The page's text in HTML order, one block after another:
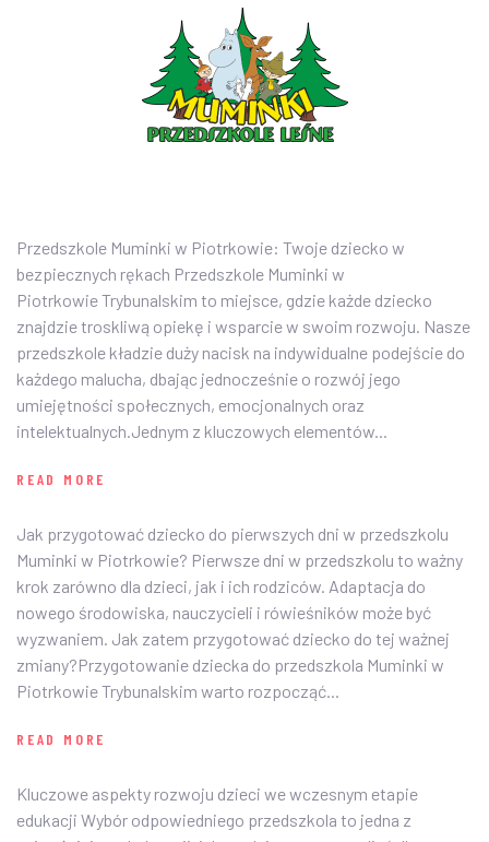
PRZEDSZKOLE
AKTUALNOŚCI
PLAN DNIA
ZAPISY
KONTAKT
Przedszkole Muminki w Piotrkowie: Twoje dziecko w
bezpiecznych rękach Przedszkole Muminki w
Piotrkowie Trybunalskim to miejsce, gdzie każde dziecko
znajdzie troskliwą opiekę i wsparcie w swoim rozwoju. Nasze
przedszkole kładzie duży nacisk na indywidualne podejście do
każdego malucha, dbając jednocześnie o rozwój jego
umiejętności społecznych, emocjonalnych oraz
intelektualnych.Jednym z kluczowych elementów...
READ MORE
Jak przygotować dziecko do pierwszych dni w przedszkolu
Muminki w Piotrkowie? Pierwsze dni w przedszkolu to ważny
krok zarówno dla dzieci, jak i ich rodziców. Adaptacja do
nowego środowiska, nauczycieli i rówieśników może być
wyzwaniem. Jak zatem przygotować dziecko do tej ważnej
zmiany?Przygotowanie dziecka do przedszkola Muminki w
Piotrkowie Trybunalskim warto rozpocząć...
READ MORE
Kluczowe aspekty rozwoju dzieci we wczesnym etapie
edukacji Wybór odpowiedniego przedszkola to jedna z